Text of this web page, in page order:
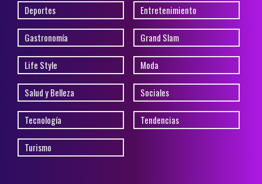
Deportes Entretenimiento
Gastronomía Grand Slam
Life Style Moda
Salud y Belleza Sociales
Tecnología Tendencias
Turismo